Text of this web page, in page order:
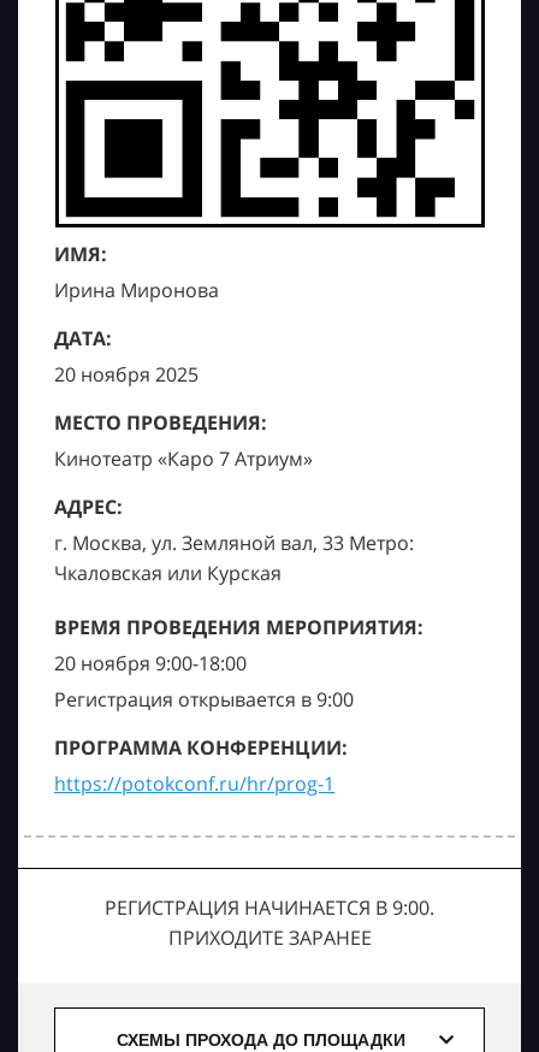
ИМЯ:
Ирина Миронова
ДАТА:
20 ноября 2025
МЕСТО ПРОВЕДЕНИЯ:
Кинотеатр «Каро 7 Атриум»
АДРЕС:
г. Москва, ул. Земляной вал, 33 Метро:
Чкаловская или Курская
ВРЕМЯ ПРОВЕДЕНИЯ МЕРОПРИЯТИЯ:
20 ноября 9:00-18:00
Регистрация открывается в 9:00
ПРОГРАММА КОНФЕРЕНЦИИ:
https://potokconf.ru/hr/prog-1
РЕГИСТРАЦИЯ НАЧИНАЕТСЯ В 9:00.
ПРИХОДИТЕ ЗАРАНЕЕ
СХЕМЫ ПРОХОДА ДО ПЛОЩАДКИ